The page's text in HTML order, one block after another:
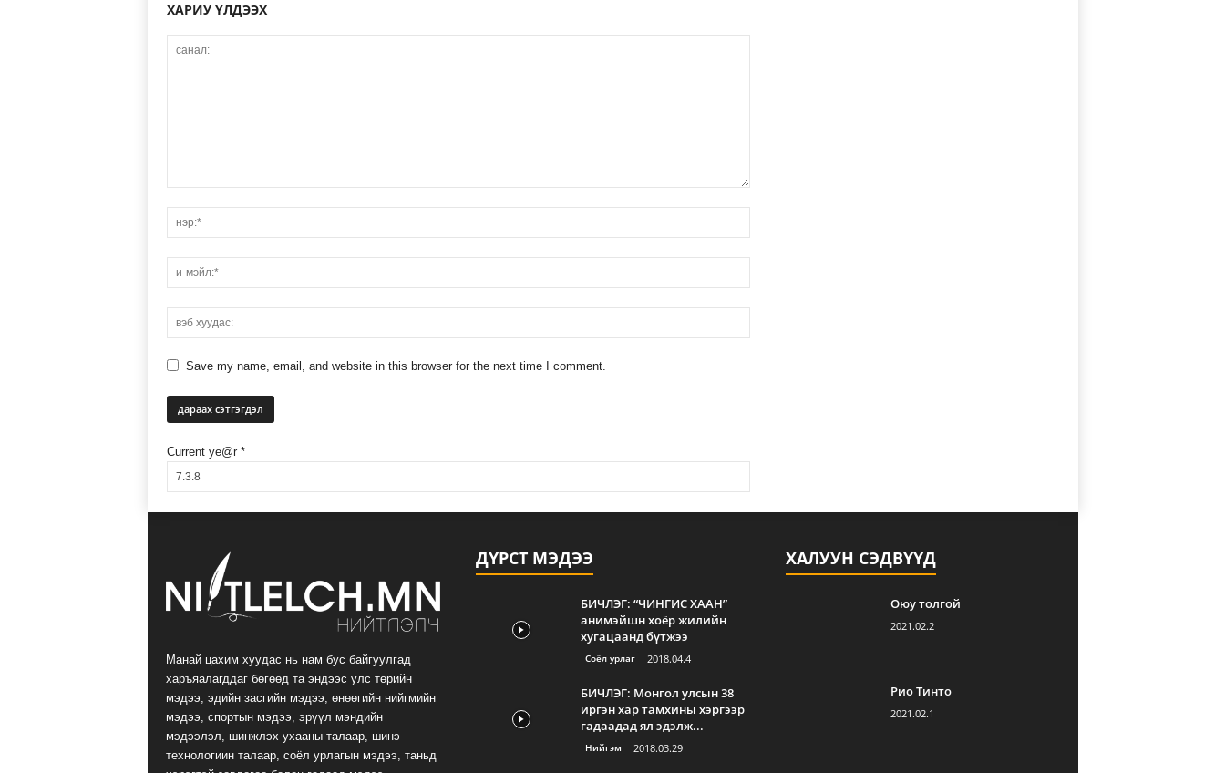
ХАРИУ ҮЛДЭЭХ
Save my name, email, and website in this browser for the next time I comment.
Current ye@r *
Манай цахим хуудас нь нам бус байгуулгад
харъяалагддаг бөгөөд та эндээс улс төрийн
мэдээ, эдийн засгийн мэдээ, өнөөгийн нийгмийн
мэдээ, спортын мэдээ, эрүүл мэндийн
мэдээлэл, шинжлэх ухааны талаар, шинэ
технологиин талаар, соёл урлагын мэдээ, таньд
ДҮРСТ МЭДЭЭ
БИЧЛЭГ: “ЧИНГИС ХААН”
анимэйшн хоёр жилийн
хугацаанд бүтжээ
Соёл урлаг 2018.04.4
БИЧЛЭГ: Монгол улсын 38
иргэн хар тамхины хэргээр
гадаадад ял эдэлж...
Нийгэм 2018.03.29
ХАЛУУН СЭДВҮҮД
Оюу толгой
2021.02.2
Рио Тинто
2021.02.1